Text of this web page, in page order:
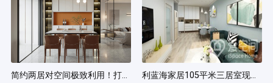
简约两居对空间极致利用！打造多组通顶柜，整齐能装！ 利蓝海家居105平米三居室现代简约风装修案例